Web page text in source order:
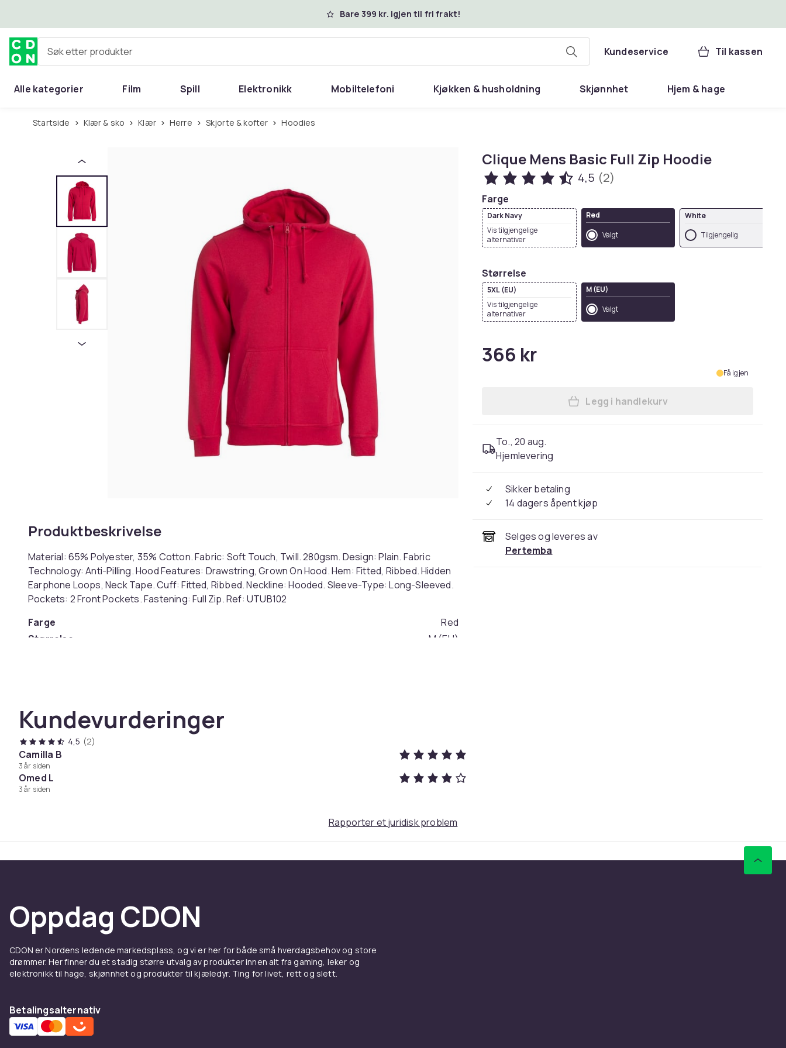
Bare 399 kr. igjen til fri frakt!
Søk etter produkter Kundeservice Til kassen
Alle kategorier Film Spill Elektronikk Mobiltelefoni Kjøkken & husholdning Skjønnhet Hjem & hage
Startside Klær & sko Klær Herre Skjorte & kofter Hoodies
Produktbeskrivelse
Material: 65% Polyester, 35% Cotton. Fabric: Soft Touch, Twill. 280gsm. Design: Plain. Fabric
Technology: Anti-Pilling. Hood Features: Drawstring, Grown On Hood. Hem: Fitted, Ribbed. Hidden
Earphone Loops, Neck Tape. Cuff: Fitted, Ribbed. Neckline: Hooded. Sleeve-Type: Long-Sleeved.
Pockets: 2 Front Pockets. Fastening: Full Zip. Ref: UTUB102
Farge
Red
Størrelse
M (EU)
Kundevurderinger
4,5 (2)
Camilla B
3 år siden
Omed L
3 år siden
Clique Mens Basic Full Zip Hoodie
4,5 (2)
Farge
Dark Navy
Vis tilgjengelige
alternativer
Red
Valgt
White
Tilgjengelig
Størrelse
5XL (EU)
Vis tilgjengelige
alternativer
M (EU)
Valgt
366 kr
Få igjen
Legg Clique Mens Basic Full Zip
Legg i handlekurv
To., 20 aug.
Hjemlevering
Sikker betaling
14 dagers åpent kjøp
Selges og leveres av
Pertemba
Rapporter et juridisk problem
Oppdag CDON
CDON er Nordens ledende markedsplass, og vi er her for både små hverdagsbehov og store
drømmer. Her finner du et stadig større utvalg av produkter innen alt fra gaming, leker og
elektronikk til hage, skjønnhet og produkter til kjæledyr. Ting for livet, rett og slett.
Betalingsalternativ